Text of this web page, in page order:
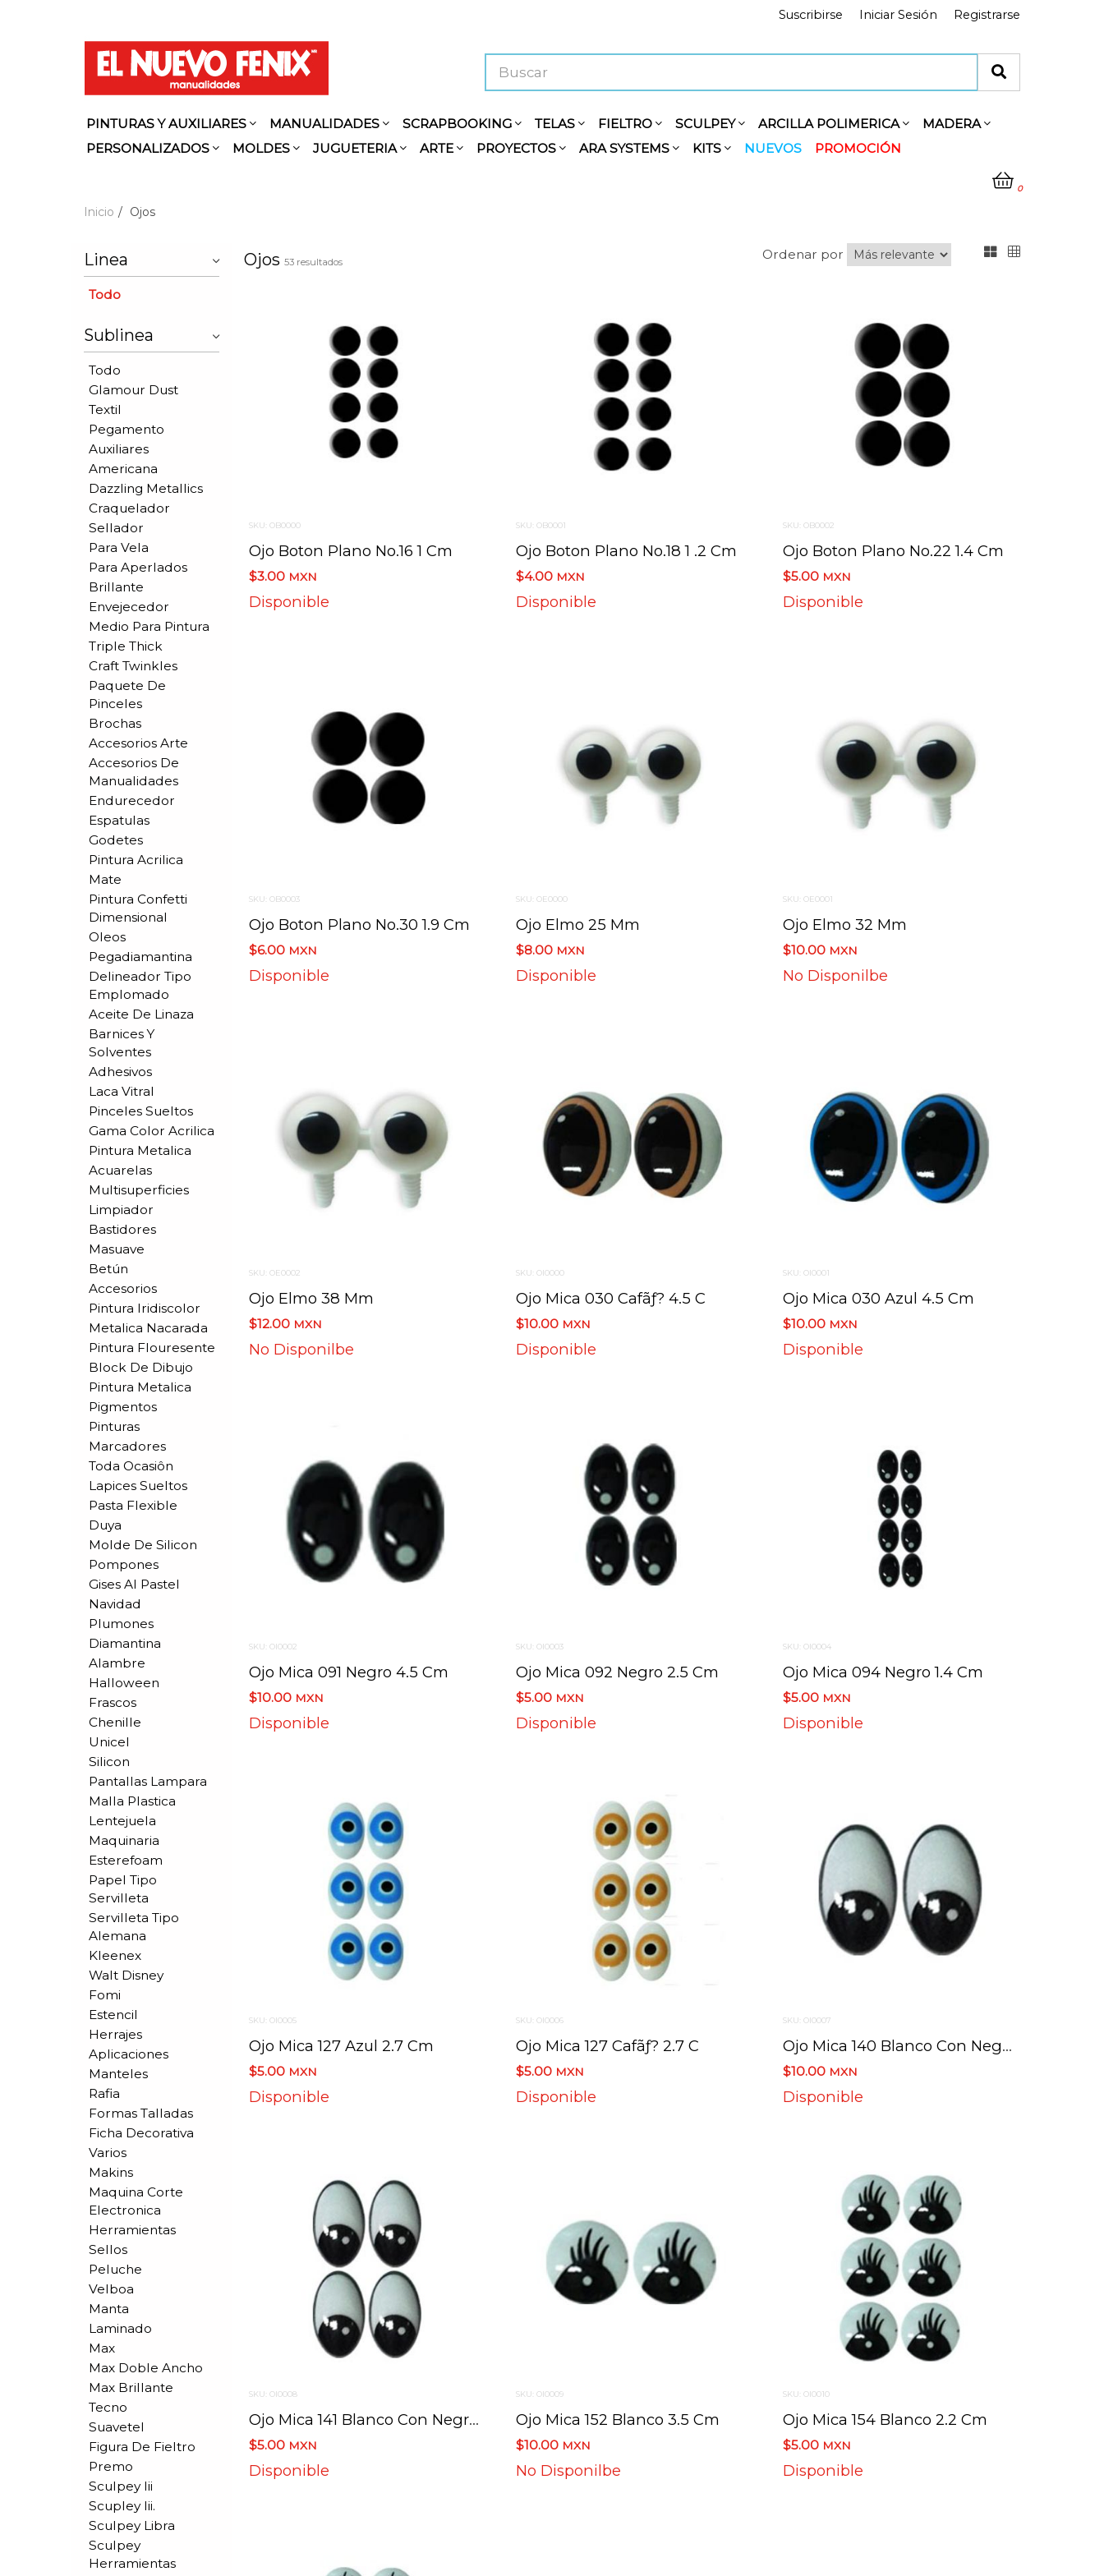
Registrarse
Iniciar Sesión
Suscribirse
PINTURAS Y AUXILIARES MANUALIDADES SCRAPBOOKING TELAS FIELTRO SCULPEY ARCILLA POLIMERICA
MADERA
PERSONALIZADOS
MOLDES JUGUETERIA ARTE PROYECTOS ARA SYSTEMS KITS NUEVOS PROMOCIÓN
0
Inicio Ojos
Linea
Todo
Sublinea
Todo
Glamour Dust
Textil
Pegamento
Auxiliares
Americana
Dazzling Metallics
Craquelador
Sellador
Para Vela
Para Aperlados
Brillante
Envejecedor
Medio Para Pintura
Triple Thick
Craft Twinkles
Paquete De
Pinceles
Brochas
Accesorios Arte
Accesorios De
Manualidades
Endurecedor
Espatulas
Godetes
Pintura Acrilica
Mate
Pintura Confetti
Dimensional
Oleos
Pegadiamantina
Delineador Tipo
Emplomado
Aceite De Linaza
Barnices Y
Solventes
Adhesivos
Laca Vitral
Pinceles Sueltos
Gama Color Acrilica
Pintura Metalica
Acuarelas
Multisuperficies
Limpiador
Bastidores
Masuave
Betún
Accesorios
Pintura Iridiscolor
Metalica Nacarada
Pintura Flouresente
Block De Dibujo
Pintura Metalica
Pigmentos
Pinturas
Marcadores
Toda Ocasiôn
Lapices Sueltos
Pasta Flexible
Duya
Molde De Silicon
Pompones
Gises Al Pastel
Navidad
Plumones
Diamantina
Alambre
Halloween
Frascos
Chenille
Unicel
Silicon
Pantallas Lampara
Malla Plastica
Lentejuela
Maquinaria
Esterefoam
Papel Tipo
Servilleta
Servilleta Tipo
Alemana
Kleenex
Walt Disney
Fomi
Estencil
Herrajes
Aplicaciones
Manteles
Rafia
Formas Talladas
Ficha Decorativa
Varios
Makins
Maquina Corte
Electronica
Herramientas
Sellos
Peluche
Velboa
Manta
Laminado
Max
Max Doble Ancho
Max Brillante
Tecno
Suavetel
Figura De Fieltro
Premo
Sculpey Iii
Scupley Iii.
Sculpey Libra
Sculpey
Herramientas
Ojos 53 resultados Ordenar por
SKU: OB0000
Ojo Boton Plano No.16 1 Cm
$3.00 MXN
Disponible
SKU: OB0001
Ojo Boton Plano No.18 1 .2 Cm
$4.00 MXN
Disponible
SKU: OB0002
Ojo Boton Plano No.22 1.4 Cm
$5.00 MXN
Disponible
SKU: OB0003
Ojo Boton Plano No.30 1.9 Cm
$6.00 MXN
Disponible
SKU: OE0000
Ojo Elmo 25 Mm
$8.00 MXN
Disponible
SKU: OE0001
Ojo Elmo 32 Mm
$10.00 MXN
No Disponilbe
SKU: OE0002
Ojo Elmo 38 Mm
$12.00 MXN
No Disponilbe
SKU: OI0000
Ojo Mica 030 Cafãƒ? 4.5 C
$10.00 MXN
Disponible
SKU: OI0001
Ojo Mica 030 Azul 4.5 Cm
$10.00 MXN
Disponible
SKU: OI0002
Ojo Mica 091 Negro 4.5 Cm
$10.00 MXN
Disponible
SKU: OI0003
Ojo Mica 092 Negro 2.5 Cm
$5.00 MXN
Disponible
SKU: OI0004
Ojo Mica 094 Negro 1.4 Cm
$5.00 MXN
Disponible
SKU: OI0005
Ojo Mica 127 Azul 2.7 Cm
$5.00 MXN
Disponible
SKU: OI0006
Ojo Mica 127 Cafãƒ? 2.7 C
$5.00 MXN
Disponible
SKU: OI0007
Ojo Mica 140 Blanco Con Negro 4.5 Cm
$10.00 MXN
Disponible
SKU: OI0008
Ojo Mica 141 Blanco Con Negro 2.8 Cm
$5.00 MXN
Disponible
SKU: OI0009
Ojo Mica 152 Blanco 3.5 Cm
$10.00 MXN
No Disponilbe
SKU: OI0010
Ojo Mica 154 Blanco 2.2 Cm
$5.00 MXN
Disponible